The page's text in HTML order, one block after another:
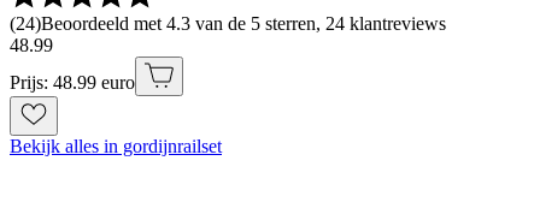
(24)Beoordeeld met 4.3 van de 5 sterren, 24 klantreviews
48.99
Prijs: 48.99 euro
Bekijk alles in gordijnrailset